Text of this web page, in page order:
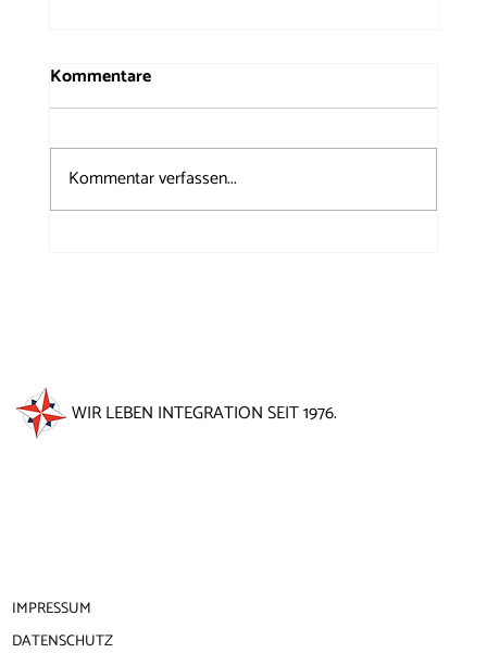
Kommentare
Kommentar verfassen...
WIR LEBEN INTEGRATION SEIT 1976.
DATENSCHUTZ
IMPRESSUM